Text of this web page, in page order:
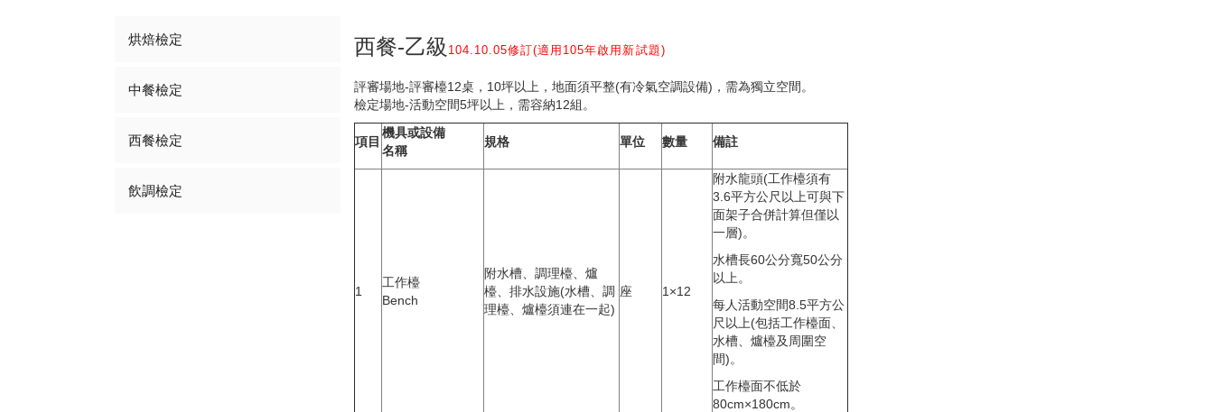
西餐-乙級 104.10.05修訂(適用105年啟用新試題)
評審場地-評審檯12桌，10坪以上，地面須平整(有冷氣空調設備)，需為獨立空間。
檢定場地-活動空間5坪以上，需容納12組。
項目
機具或設備
名稱
規格 單位 數量 備註
1
工作檯
Bench
附水槽、調理檯、爐
檯、排水設施(水槽、調
理檯、爐檯須連在一起)
座 1×12
附水龍頭(工作檯須有
3.6平方公尺以上可與下
面架子合併計算但僅以
一層)。
水槽長60公分寬50公分
以上。
每人活動空間8.5平方公
尺以上(包括工作檯面、
水槽、爐檯及周圍空
間)。
工作檯面不低於
80cm×180cm。
烘焙檢定
中餐檢定
西餐檢定
飲調檢定